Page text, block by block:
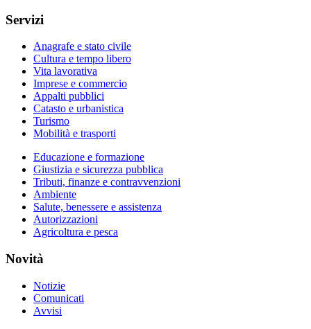
Servizi
Anagrafe e stato civile
Cultura e tempo libero
Vita lavorativa
Imprese e commercio
Appalti pubblici
Catasto e urbanistica
Turismo
Mobilità e trasporti
Educazione e formazione
Giustizia e sicurezza pubblica
Tributi, finanze e contravvenzioni
Ambiente
Salute, benessere e assistenza
Autorizzazioni
Agricoltura e pesca
Novità
Notizie
Comunicati
Avvisi